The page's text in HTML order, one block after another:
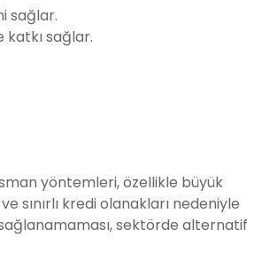
sağlar.
katkı sağlar.
yöntemleri, özellikle büyük
kredi olanakları nedeniyle
sektörde alternatif